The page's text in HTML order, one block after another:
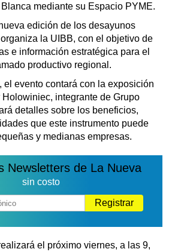
mediante su Espacio PYME.
edición de los desayunos
la UIBB, con el objetivo de
e información estratégica para el
productivo regional.
el evento contará con la exposición
integrante de Grupo
detalles sobre los beneficios,
que este instrumento puede
y medianas empresas.
Newsletters de La Nueva
sin costo
Registrar
el próximo viernes, a las 9,